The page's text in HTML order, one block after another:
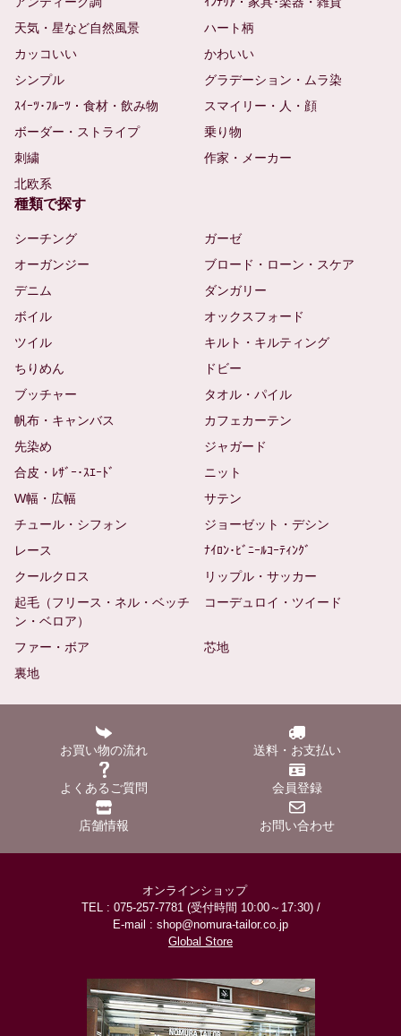
天気・星など自然風景
ハート柄
カッコいい
かわいい
シンプル
グラデーション・ムラ染
ｽｲｰﾂ･ﾌﾙｰﾂ・食材・飲み物
スマイリー・人・顔
ボーダー・ストライプ
乗り物
刺繍
作家・メーカー
北欧系
種類で探す
シーチング
ガーゼ
オーガンジー
ブロード・ローン・スケア
デニム
ダンガリー
ボイル
オックスフォード
ツイル
キルト・キルティング
ちりめん
ドビー
ブッチャー
タオル・パイル
帆布・キャンバス
カフェカーテン
先染め
ジャガード
合皮・ﾚｻﾞｰ･ｽｴｰﾄﾞ
ニット
W幅・広幅
サテン
チュール・シフォン
ジョーゼット・デシン
レース
ﾅｲﾛﾝ･ﾋﾞﾆｰﾙｺｰﾃｨﾝｸﾞ
クールクロス
リップル・サッカー
起毛（フリース・ネル・ベッチ
ン・ベロア）
コーデュロイ・ツイード
ファー・ボア
芯地
裏地
お買い物の流れ 送料・お支払い
よくあるご質問 会員登録
店舗情報 お問い合わせ
オンラインショップ
TEL : 075-257-7781 (受付時間 10:00～17:30) /
E-mail : shop@nomura-tailor.co.jp
Global Store